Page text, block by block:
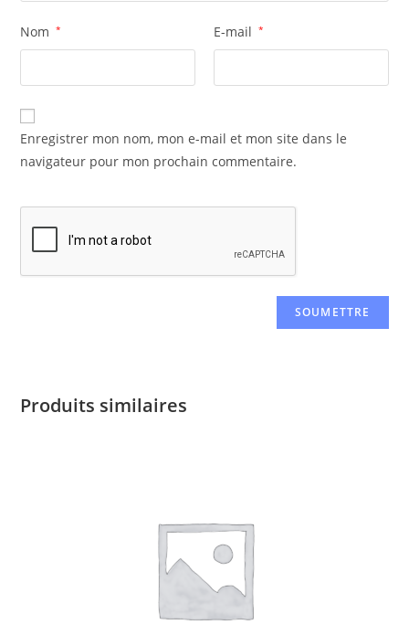
Nom * E-mail *
Enregistrer mon nom, mon e-mail et mon site dans le
navigateur pour mon prochain commentaire.
Produits similaires